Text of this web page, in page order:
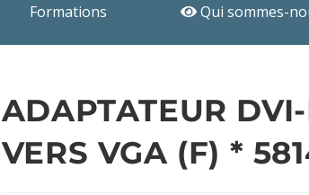
Formations Qui sommes-
ADAPTATEUR
VERS VGA (F) *